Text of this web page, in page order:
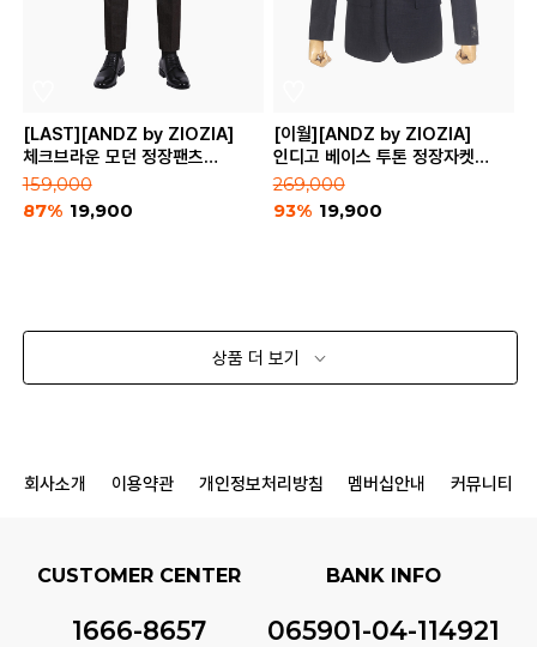
[LAST][ANDZ by ZIOZIA]
체크브라운 모던 정장팬츠
(BZB3SP1105)
159,000
87% 19,900
[이월][ANDZ by ZIOZIA]
인디고 베이스 투톤 정장자켓
(BZA3SB1101)
269,000
93% 19,900
상품 더 보기
회사소개 이용약관 개인정보처리방침 멤버십안내 커뮤니티
CUSTOMER CENTER
1666-8657
BANK INFO
065901-04-114921